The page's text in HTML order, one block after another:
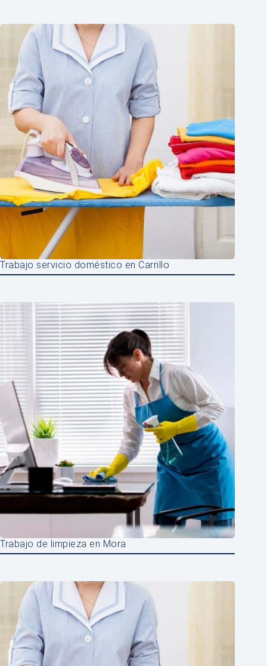
Trabajo servicio doméstico en Carrillo
Trabajo de limpieza en Mora